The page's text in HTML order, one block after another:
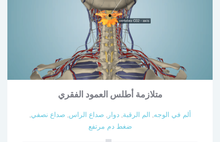
متلازمة أطلس العمود الفقري
ألم في الوجه الم الرقبة ,دوار صداع الراس صداع نصفي
ضغط دم مرتفع